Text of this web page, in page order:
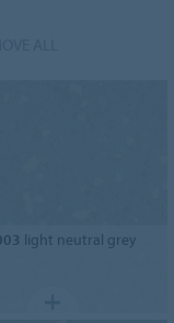
light neutral grey